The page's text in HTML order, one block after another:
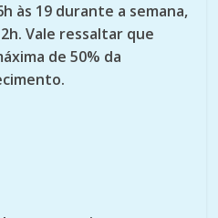
às 19 durante a semana,
Vale ressaltar que
de 50% da